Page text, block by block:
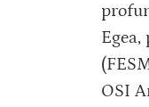
OSI